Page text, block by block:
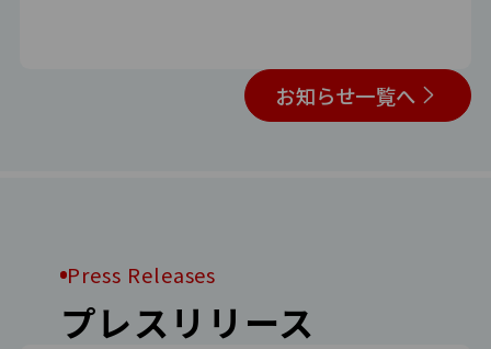
お知らせ一覧へ
Press Releases
プレスリリース